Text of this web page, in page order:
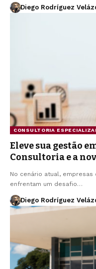
Diego Rodríguez
CONSULTORIA
Eleve sua gestão
Consultoria e a
No cenário atual,
enfrentam um desafio…
Diego Rodríguez